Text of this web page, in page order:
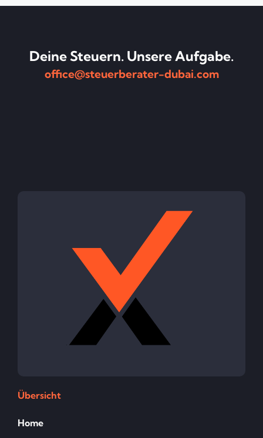
Deine Steuern. Unsere Aufgabe.
office@steuerberater-dubai.com
Übersicht
Home